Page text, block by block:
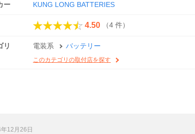
ー KUNG LONG BATTERIES
4.50 （4 件）
リ 電装系 バッテリー
このカテゴリの取付店を探す
12月26日